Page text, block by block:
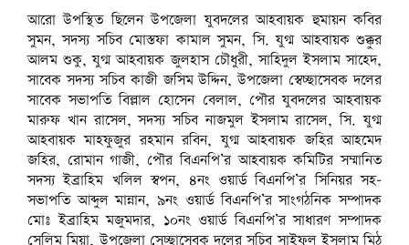
আরো উপস্থিত ছিলেন উপজেলা যুবদলের আহবায়ক হুমায়ন কবির
সুমন, সদস্য সচিব মোস্তফা কামাল সুমন, সি. যুগ্ম আহবায়ক শুক্কুর
আলম শুকু, যুগ্ম আহবায়ক জুলহাস চৌধুরী, সাহিদুল ইসলাম সাহেদ,
সাবেক সদস্য সচিব কাজী জসিম উদ্দিন, উপজেলা স্বেচ্ছাসেবক দলের
সাবেক সভাপতি বিল্লাল হোসেন বেলাল, পৌর যুবদলের আহবায়ক
মারুফ খান রাসেল, সদস্য সচিব নাজমুল ইসলাম রাসেল, সি. যুগ্ম
আহবায়ক মাহফুজুর রহমান রবিন, যুগ্ম আহবায়ক জহির আহমেদ
জহির, রোমান গাজী, পৌর বিএনপি’র আহবায়ক কমিটির সম্মানিত
সদস্য ইব্রাহিম খলিল স্বপন, ৪নং ওয়ার্ড বিএনপি’র সিনিয়র সহ-
সভাপতি আব্দুল মান্নান, ৯নং ওয়ার্ড বিএনপি’র সাংগঠনিক সম্পাদক
মোঃ ইব্রাহিম মজুমদার, ১০নং ওয়ার্ড বিএনপি’র সাধারণ সম্পাদক
সেলিম মিয়া, উপজেলা সেচ্ছাসেবক দলের সচিব সাইফুল ইসলাম মিঠু